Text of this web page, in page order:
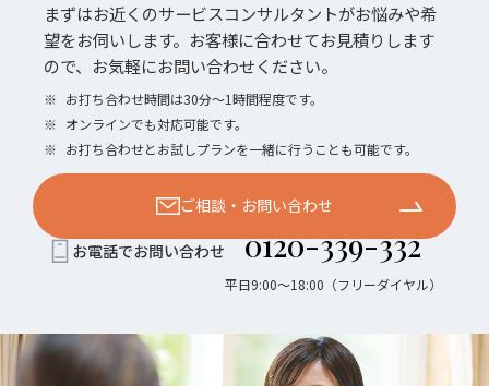
まずはお近くのサービスコンサルタントがお悩みや希
望をお伺いします。お客様に合わせてお見積りします
ので、お気軽にお問い合わせください。
※ お打ち合わせ時間は30分〜1時間程度です。
※ オンラインでも対応可能です。
※ お打ち合わせとお試しプランを一緒に行うことも可能です。
ご相談・お問い合わせ
お電話でお問い合わせ 0120-339-332
平日9:00〜18:00（フリーダイヤル）